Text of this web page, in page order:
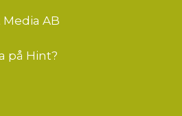
AB
på Hint?